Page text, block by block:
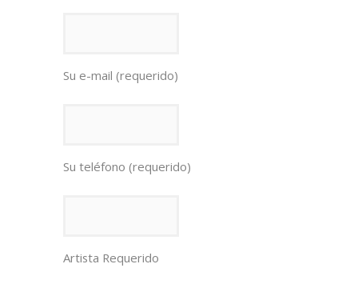
Su e-mail (requerido)
Su teléfono (requerido)
Artista Requerido